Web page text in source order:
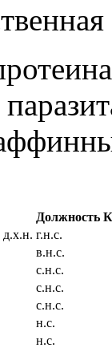
Должность
г.н.с.
в.н.с.
с.н.с.
с.н.с.
с.н.с.
н.с.
н.с.